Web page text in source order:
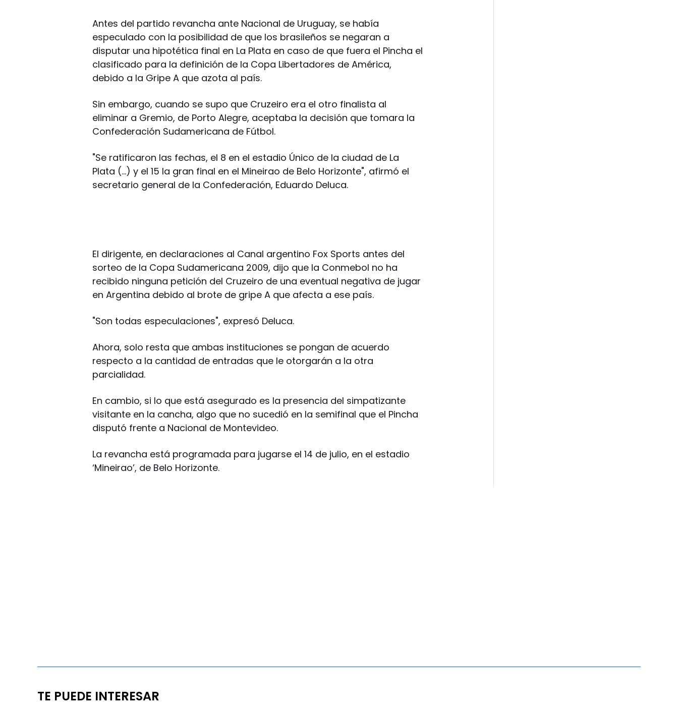
Antes del partido revancha ante Nacional de Uruguay, se había
especulado con la posibilidad de que los brasileños se negaran a
disputar una hipotética final en La Plata en caso de que fuera el Pincha el
clasificado para la definición de la Copa Libertadores de América,
debido a la Gripe A que azota al país.
Sin embargo, cuando se supo que Cruzeiro era el otro finalista al
eliminar a Gremio, de Porto Alegre, aceptaba la decisión que tomara la
Confederación Sudamericana de Fútbol.
"Se ratificaron las fechas, el 8 en el estadio Único de la ciudad de La
Plata (…) y el 15 la gran final en el Mineirao de Belo Horizonte", afirmó el
secretario general de la Confederación, Eduardo Deluca.
El dirigente, en declaraciones al Canal argentino Fox Sports antes del
sorteo de la Copa Sudamericana 2009, dijo que la Conmebol no ha
recibido ninguna petición del Cruzeiro de una eventual negativa de jugar
en Argentina debido al brote de gripe A que afecta a ese país.
"Son todas especulaciones", expresó Deluca.
Ahora, solo resta que ambas instituciones se pongan de acuerdo
respecto a la cantidad de entradas que le otorgarán a la otra
parcialidad.
En cambio, si lo que está asegurado es la presencia del simpatizante
visitante en la cancha, algo que no sucedió en la semifinal que el Pincha
disputó frente a Nacional de Montevideo.
La revancha está programada para jugarse el 14 de julio, en el estadio
‘Mineirao’, de Belo Horizonte.
TE PUEDE INTERESAR